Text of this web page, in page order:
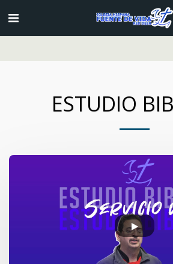
DONACIONES PRESIONE
ESTUDIO